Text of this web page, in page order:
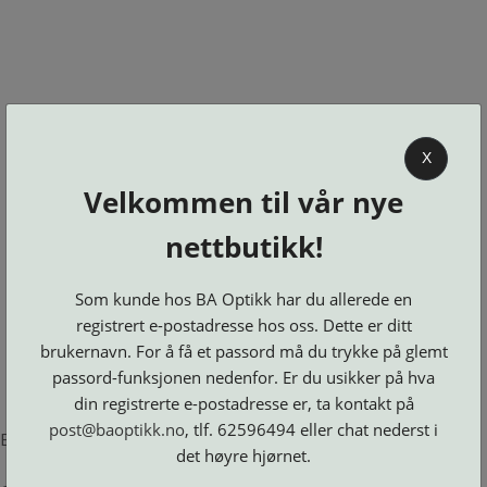
BA OPTIKK
KJØPSVILKÅR
OSS
BESTILL
DELER
LOGG INN
Brillerens
Brillesnorer
Clip-
on
Suncover
Etuier
Innfatninger
Lesebriller
Luper
og
Speil
Maskiner
Microkluter
Neseputer
Se alle kategorier
Error loading product page.
X
Velkommen til vår nye
nettbutikk!
Som kunde hos BA Optikk har du allerede en
registrert e-postadresse hos oss. Dette er ditt
brukernavn. For å få et passord må du trykke på glemt
passord-funksjonen nedenfor. Er du usikker på hva
din registrerte e-postadresse er, ta kontakt på
post@baoptikk.no, tlf. 62596494 eller chat nederst i
det høyre hjørnet.